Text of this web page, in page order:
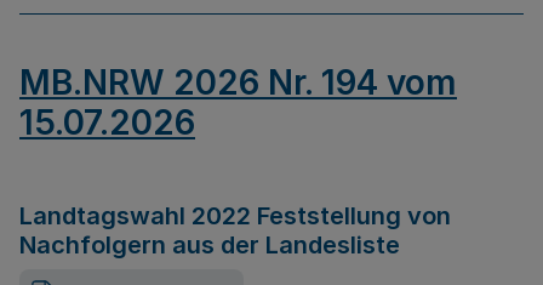
MB.NRW 2026 Nr. 194 vom
15.07.2026
Landtagswahl 2022 Feststellung von
Nachfolgern aus der Landesliste